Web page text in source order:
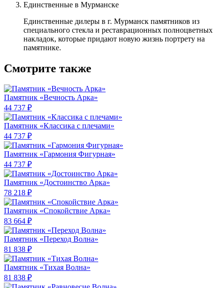
Единственные в Мурманске
Единственные дилеры в г. Мурманск памятников из
специального стекла и реставрационных полноцветных
накладок, которые придают новую жизнь портрету на
памятнике.
Смотрите также
Памятник «Вечность Арка»
44 737 ₽
Памятник «Классика c плечами»
44 737 ₽
Памятник «Гармония Фигурная»
44 737 ₽
Памятник «Достоинство Арка»
78 218 ₽
Памятник «Спокойствие Арка»
83 664 ₽
Памятник «Переход Волна»
81 838 ₽
Памятник «Тихая Волна»
81 838 ₽